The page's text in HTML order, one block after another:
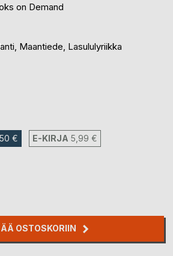
on Demand
Maantiede, Lasululyriikka
€ E-KIRJA 5,99 €
OSTOSKORIIN